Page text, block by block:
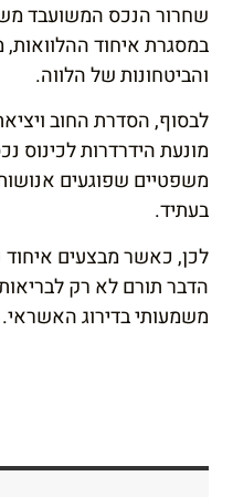
שחרור הנכס המשועבד
במסגרת איחוד
והביטחונות של הלווה.
לבסוף, הסדרת החוב
מונעת הידרדרות לכינוס
משפטיים שפוגעים
בעתיד.
לכן, כאשר מבצעים איחוד
הדבר תורם לא רק
משמעותי בדירוג האשראי.